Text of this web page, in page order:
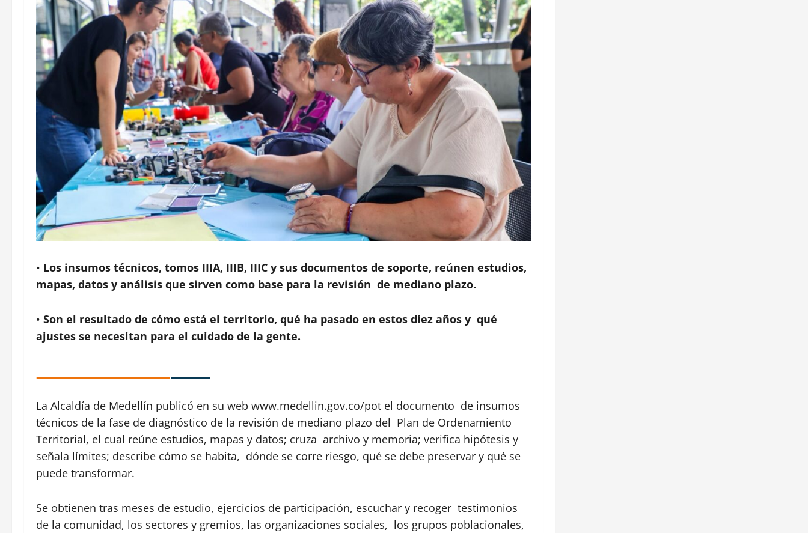
• Los insumos técnicos, tomos IIIA, IIIB, IIIC y sus documentos de soporte, reúnen estudios,
mapas, datos y análisis que sirven como base para la revisión de mediano plazo.
• Son el resultado de cómo está el territorio, qué ha pasado en estos diez años y qué
ajustes se necesitan para el cuidado de la gente.
La Alcaldía de Medellín publicó en su web www.medellin.gov.co/pot el documento de insumos
técnicos de la fase de diagnóstico de la revisión de mediano plazo del Plan de Ordenamiento
Territorial, el cual reúne estudios, mapas y datos; cruza archivo y memoria; verifica hipótesis y
señala límites; describe cómo se habita, dónde se corre riesgo, qué se debe preservar y qué se
puede transformar.
Se obtienen tras meses de estudio, ejercicios de participación, escuchar y recoger testimonios
de la comunidad, los sectores y gremios, las organizaciones sociales, los grupos poblacionales,